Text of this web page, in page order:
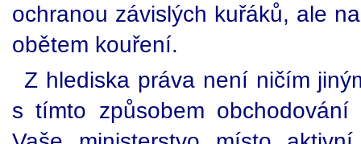
ochranou závislých kuřáků, ale
obětem kouření.
Z hlediska práva není ničím
s tímto způsobem